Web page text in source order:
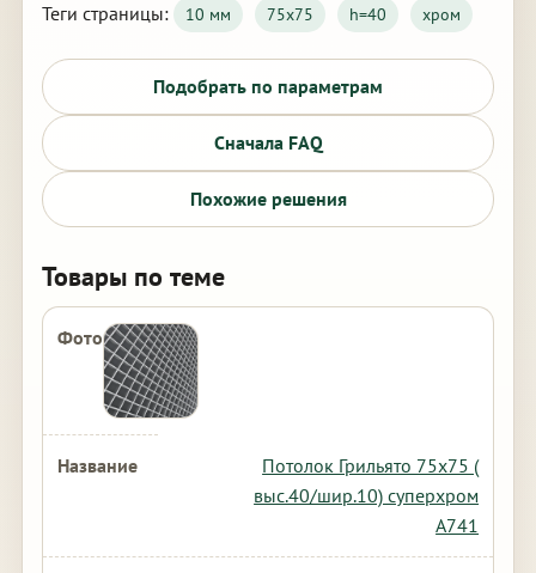
Теги страницы: 10 мм 75х75 h=40 хром
Подобрать по параметрам
Сначала FAQ
Похожие решения
Товары по теме
Потолок Грильято 75х75 (
выс.40/шир.10) суперхром
А741